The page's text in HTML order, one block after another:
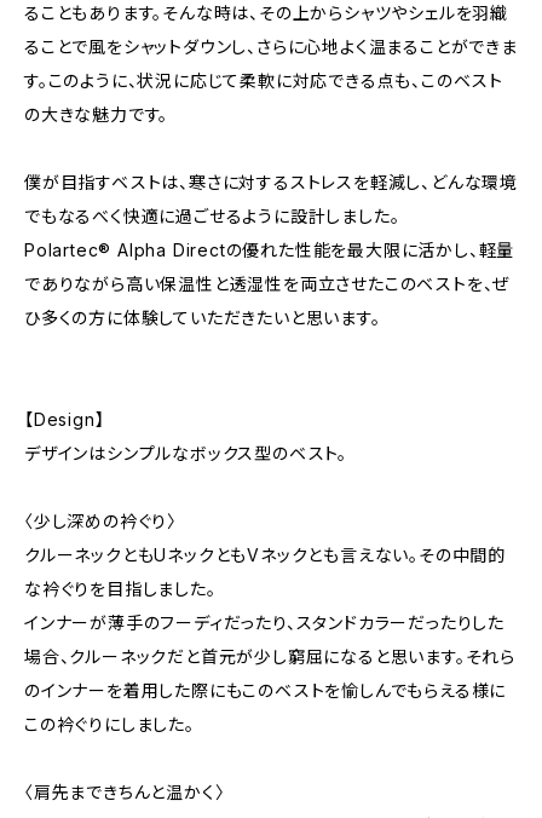
ることもあります。そんな時は、その上からシャツやシェルを羽織
ることで風をシャットダウンし、さらに心地よく温まることができま
す。このように、状況に応じて柔軟に対応できる点も、このベスト
の大きな魅力です。
僕が目指すベストは、寒さに対するストレスを軽減し、どんな環境
でもなるべく快適に過ごせるように設計しました。
Polartec® Alpha Directの優れた性能を最大限に活かし、軽量
でありながら高い保温性と透湿性を両立させたこのベストを、ぜ
ひ多くの方に体験していただきたいと思います。
【Design】
デザインはシンプルなボックス型のベスト。
〈少し深めの衿ぐり〉
クルーネックともUネックともVネックとも言えない。その中間的
な衿ぐりを目指しました。
インナーが薄手のフーディだったり、スタンドカラーだったりした
場合、クルーネックだと首元が少し窮屈になると思います。それら
のインナーを着用した際にもこのベストを愉しんでもらえる様に
この衿ぐりにしました。
〈肩先まできちんと温かく〉